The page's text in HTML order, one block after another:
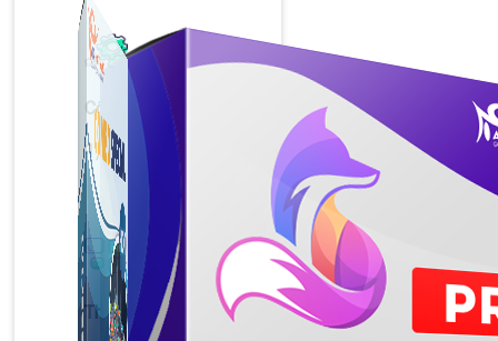
Công Cụ Marketing
1,066 bài viết
Thủ Thuật Facebook